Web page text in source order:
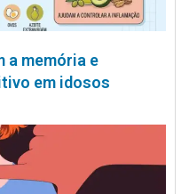
a memória e
em idosos